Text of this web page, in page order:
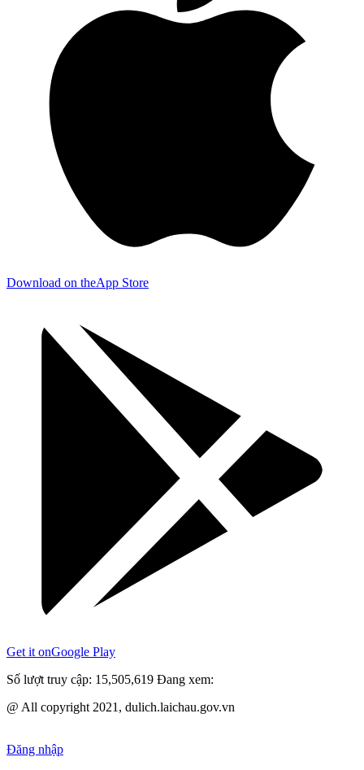
Download on theApp Store
Get it onGoogle Play
Số lượt truy cập: 15,505,619 Đang xem:
@ All copyright 2021, dulich.laichau.gov.vn
Đăng nhập